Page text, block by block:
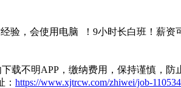
验，会使用电脑 ！9小时长白班！薪资
下载不明APP，缴纳费用，保持谨慎，
： https://www.xjtrcw.com/zhiwei/job-